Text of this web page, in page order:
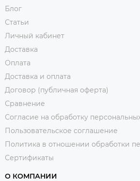
Блог
Статьи
Личный кабинет
Доставка
Оплата
Доставка и оплата
Договор (публичная оферта)
Сравнение
Согласие на обработку
Пользовательское соглашение
Политика в отношении обработки
Сертификаты
О КОМПАНИИ